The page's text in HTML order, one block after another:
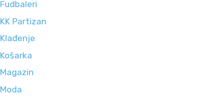
Fudbaleri
KK Partizan
Klađenje
Košarka
Magazin
Moda